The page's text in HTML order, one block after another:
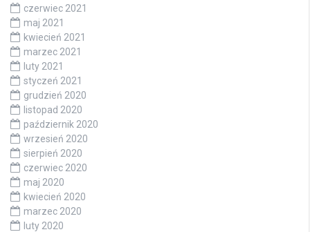
czerwiec 2021
maj 2021
kwiecień 2021
marzec 2021
luty 2021
styczeń 2021
grudzień 2020
listopad 2020
październik 2020
wrzesień 2020
sierpień 2020
czerwiec 2020
maj 2020
kwiecień 2020
marzec 2020
luty 2020